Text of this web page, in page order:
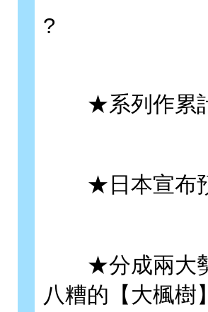
?
★系列作累計
★日本宣布預
★分成兩大勢
八糟的【大楓樹